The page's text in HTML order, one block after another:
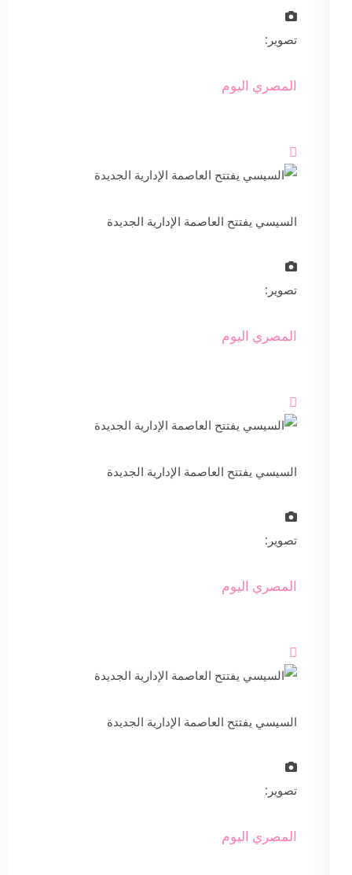
تصوير:
المصري اليوم

السيسي يفتتح العاصمة الإدارية الجديدة
تصوير:
المصري اليوم

السيسي يفتتح العاصمة الإدارية الجديدة
تصوير:
المصري اليوم

السيسي يفتتح العاصمة الإدارية الجديدة
تصوير:
المصري اليوم